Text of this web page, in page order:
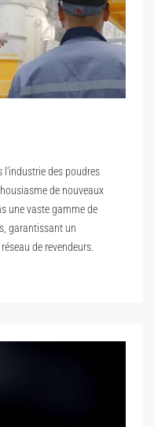
l'industrie des poudres
de nouveaux
une vaste gamme de
garantissant un
de revendeurs.